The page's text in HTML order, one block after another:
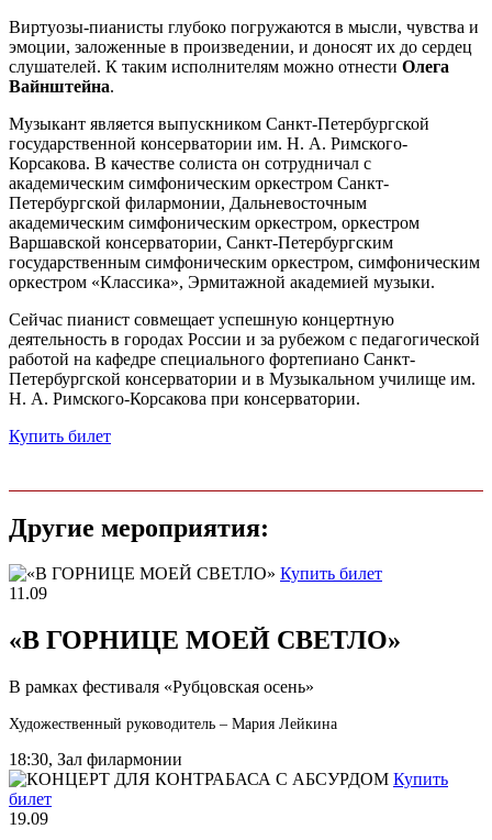
Виртуозы-пианисты глубоко погружаются в мысли, чувства и
эмоции, заложенные в произведении, и доносят их до сердец
слушателей. К таким исполнителям можно отнести Олега
Вайнштейна.
Музыкант является выпускником Санкт-Петербургской
государственной консерватории им. Н. А. Римского-
Корсакова. В качестве солиста он сотрудничал с
академическим симфоническим оркестром Санкт-
Петербургской филармонии, Дальневосточным
академическим симфоническим оркестром, оркестром
Варшавской консерватории, Санкт-Петербургским
государственным симфоническим оркестром, симфоническим
оркестром «Классика», Эрмитажной академией музыки.
Сейчас пианист совмещает успешную концертную
деятельность в городах России и за рубежом с педагогической
работой на кафедре специального фортепиано Санкт-
Петербургской консерватории и в Музыкальном училище им.
Н. А. Римского-Корсакова при консерватории.
Купить билет
Другие мероприятия:
Купить билет
11.09
«В ГОРНИЦЕ МОЕЙ СВЕТЛО»
В рамках фестиваля «Рубцовская осень»
Художественный руководитель – Мария Лейкина
18:30, Зал филармонии
Купить
билет
19.09